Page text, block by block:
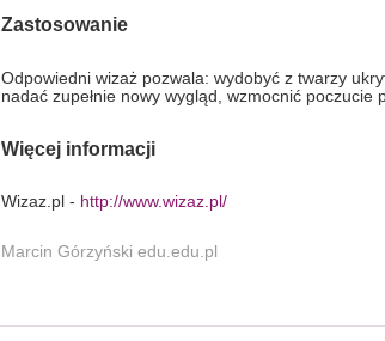
Zastosowanie
Odpowiedni wizaż pozwala: wydobyć z twarzy
nadać zupełnie nowy wygląd, wzmocnić poczucie
Więcej informacji
Wizaz.pl - http://www.wizaz.pl/
Marcin Górzyński edu.edu.pl